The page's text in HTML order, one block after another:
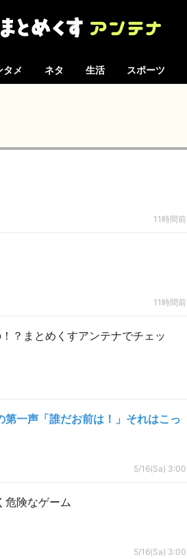
タメ ネタ 生活 スポーツ
11時間前
11時間前
？まとめくすアンテナでチェッ
一声「誰だお前は！」それはこっ
5/16(Sa) 3:00
危険なゲーム
5/16(Sa) 3:00